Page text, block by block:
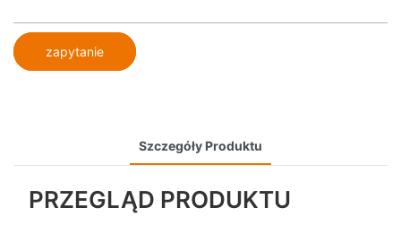
zapytanie
Szczegóły Produktu
PRZEGLĄD PRODUKTU